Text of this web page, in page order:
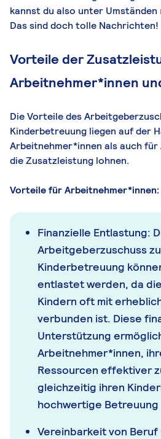
kannst du also unter Umständen
Das sind doch tolle Nachrichten!
Vorteile der
Arbeitnehmer*innen
Die Vorteile des
Kinderbetreuung liegen auf der
Arbeitnehmer*innen als auch
die Zusatzleistung lohnen.
Vorteile für Arbeitnehmer*innen:
Finanzielle Entlastung:
Arbeitgeberzuschuss
Kinderbetreuung
entlastet werden, da
Kindern oft mit
verbunden ist. Diese
Unterstützung
Arbeitnehmer*innen,
Ressourcen effektiver
gleichzeitig ihren
hochwertige Betreuung
Vereinbarkeit von Beruf